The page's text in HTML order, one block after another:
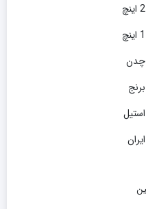
2 اینچ
1 اینچ
چدن
برنج
استیل
ایران